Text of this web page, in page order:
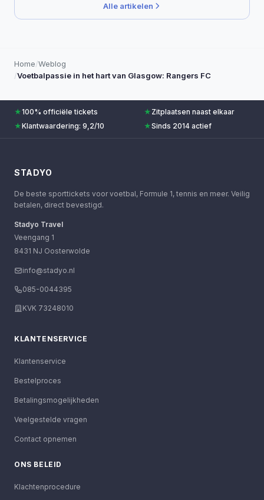
Alle artikelen
Home/Weblog
/Voetbalpassie in het hart van Glasgow: Rangers FC
★100% officiële tickets ★ Zitplaatsen naast elkaar
★Klantwaardering: 9,2/10 ★Sinds 2014 actief
STADYO
De beste sporttickets voor voetbal, Formule 1, tennis en meer. Veilig
betalen, direct bevestigd.
Stadyo Travel
Veengang 1
8431 NJ Oosterwolde
info@stadyo.nl
085-0044395
KVK 73248010
KLANTENSERVICE
Klantenservice
Bestelproces
Betalingsmogelijkheden
Veelgestelde vragen
Contact opnemen
ONS BELEID
Klachtenprocedure